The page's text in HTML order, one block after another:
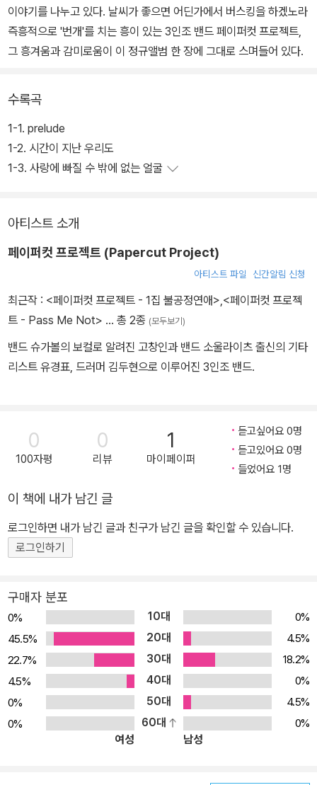
이야기를 나누고 있다. 날씨가 좋으면 어딘가에서 버스킹을 하겠노라
즉흥적으로 '번개'를 치는 흥이 있는 3인조 밴드 페이퍼컷 프로젝트,
그 흥겨움과 감미로움이 이 정규앨범 한 장에 그대로 스며들어 있다.
수록곡
1-1. prelude
1-2. 시간이 지난 우리도
1-3. 사랑에 빠질 수 밖에 없는 얼굴
아티스트 소개
페이퍼컷 프로젝트 (Papercut Project)
아티스트 파일 신간알림 신청
최근작 : <페이퍼컷 프로젝트 - 1집 불공정연애>,<페이퍼컷 프로젝
트 - Pass Me Not> … 총 2종 (모두보기)
밴드 슈가볼의 보컬로 알려진 고창인과 밴드 소울라이츠 출신의 기타
리스트 유경표, 드러머 김두현으로 이루어진 3인조 밴드.
0
100자평
0
리뷰
1
마이페이퍼
듣고싶어요 0명
듣고있어요 0명
들었어요 1명
이 책에 내가 남긴 글
로그인하면 내가 남긴 글과 친구가 남긴 글을 확인할 수 있습니다.
로그인하기
구매자 분포
0% 10대
0%
45.5%
20대
4.5%
22.7%
30대
18.2%
4.5%
40대
0%
0%
50대
4.5%
0%
60대
0%
여성
남성